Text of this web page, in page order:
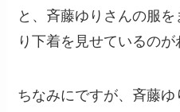
と、斉藤ゆりさんの服
り下着を見せているのが
ちなみにですが、斉藤